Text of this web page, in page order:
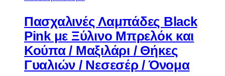
Πασχαλινές Λαμπάδες Black
Pink με Ξύλινο Μπρελόκ και
Κούπα / Μαξιλάρι / Θήκες
Γυαλιών / Νεσεσέρ / Όνομα